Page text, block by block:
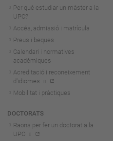
Per què estudiar un màster a la
UPC?
Accés, admissió i matrícula
Preus i beques
Calendari i normatives
acadèmiques
Acreditació i reconeixement
d'idiomes
Mobilitat i pràctiques
DOCTORATS
Raons per fer un doctorat a la
UPC